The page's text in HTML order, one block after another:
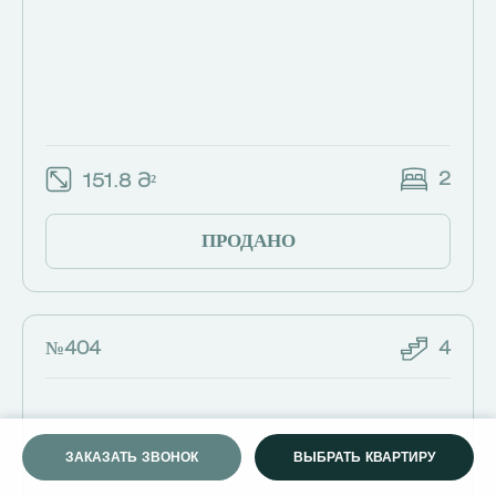
ЗАКАЗАТЬ ЗВОНОК ВЫБРАТЬ КВАРТИРУ
151.8 Მ² 2
ПРОДАНО
№404 4